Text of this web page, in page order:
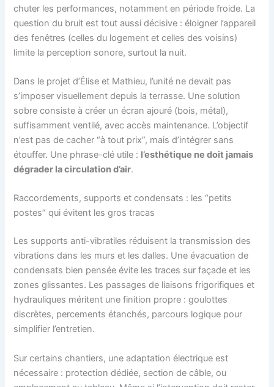
chuter les performances, notamment en période froide. La
question du bruit est tout aussi décisive : éloigner l’appareil
des fenêtres (celles du logement et celles des voisins)
limite la perception sonore, surtout la nuit.
Dans le projet d’Élise et Mathieu, l’unité ne devait pas
s’imposer visuellement depuis la terrasse. Une solution
sobre consiste à créer un écran ajouré (bois, métal),
suffisamment ventilé, avec accès maintenance. L’objectif
n’est pas de cacher “à tout prix”, mais d’intégrer sans
étouffer. Une phrase-clé utile : l’esthétique ne doit jamais
dégrader la circulation d’air.
Raccordements, supports et condensats : les “petits
postes” qui évitent les gros tracas
Les supports anti-vibratiles réduisent la transmission des
vibrations dans les murs et les dalles. Une évacuation de
condensats bien pensée évite les traces sur façade et les
zones glissantes. Les passages de liaisons frigorifiques et
hydrauliques méritent une finition propre : goulottes
discrètes, percements étanchés, parcours logique pour
simplifier l’entretien.
Sur certains chantiers, une adaptation électrique est
nécessaire : protection dédiée, section de câble, ou